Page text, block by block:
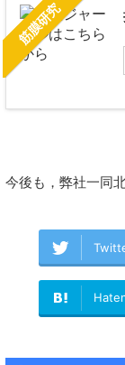
筋膜研究
今後も，弊社一同